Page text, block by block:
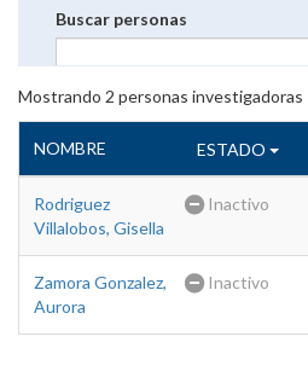
Buscar personas
Mostrando 2 personas investigadoras
NOMBRE ESTADO
Rodriguez
Villalobos, Gisella
Inactivo
Zamora Gonzalez,
Aurora
Inactivo